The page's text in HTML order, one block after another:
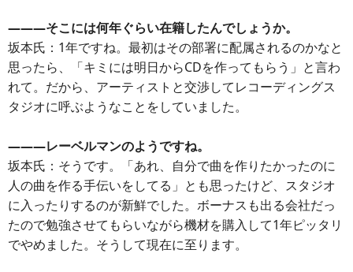
―――そこには何年ぐらい在籍したんでしょうか。
坂本氏：1年ですね。最初はその部署に配属されるのかなと
思ったら、「キミには明日からCDを作ってもらう」と言わ
れて。だから、アーティストと交渉してレコーディングス
タジオに呼ぶようなことをしていました。
―――レーベルマンのようですね。
坂本氏：そうです。「あれ、自分で曲を作りたかったのに
人の曲を作る手伝いをしてる」とも思ったけど、スタジオ
に入ったりするのが新鮮でした。ボーナスも出る会社だっ
たので勉強させてもらいながら機材を購入して1年ピッタリ
でやめました。そうして現在に至ります。